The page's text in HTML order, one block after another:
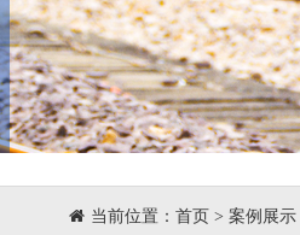
当前位置： 首页 > 案例展示